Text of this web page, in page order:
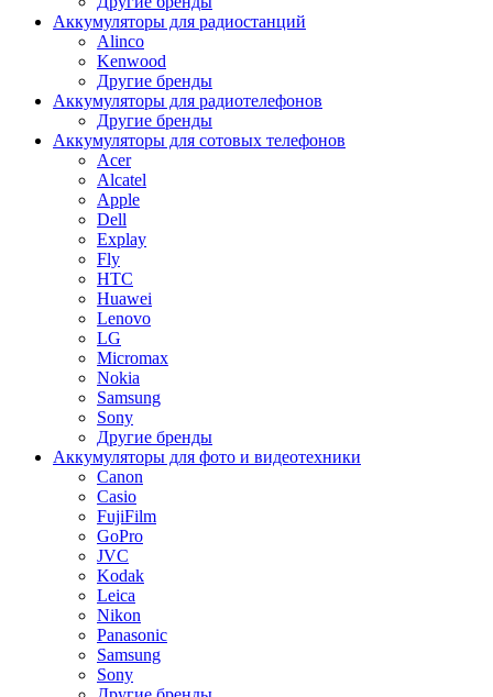
Аккумуляторы для радиостанций
Alinco
Kenwood
Другие бренды
Аккумуляторы для радиотелефонов
Другие бренды
Аккумуляторы для сотовых телефонов
Acer
Alcatel
Apple
Dell
Explay
Fly
HTC
Huawei
Lenovo
LG
Micromax
Nokia
Samsung
Sony
Другие бренды
Аккумуляторы для фото и видеотехники
Canon
Casio
FujiFilm
GoPro
JVC
Kodak
Leica
Nikon
Panasonic
Samsung
Sony